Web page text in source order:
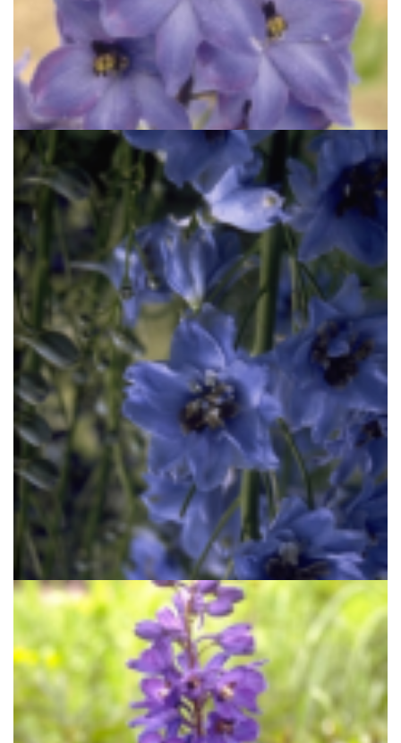
Ridderspoor
Delphinium 'Finsteraarhorn'
Ridderspoor
Delphinium 'Blue Jay'